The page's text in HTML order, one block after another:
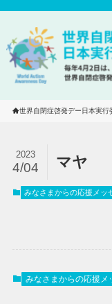
世界自閉症啓発デー日本実行
マヤ
2023
4/04
みなさまからの応援メッ
みなさまからの応援メ